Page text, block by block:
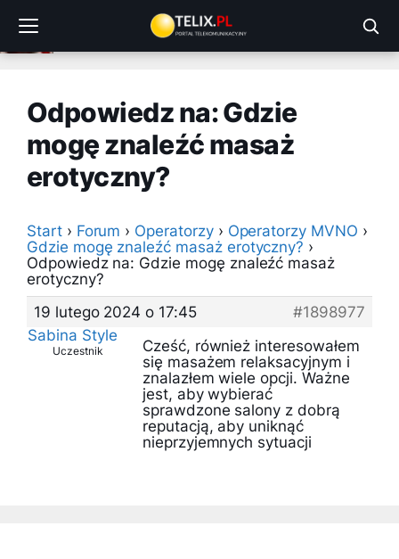
treści
Odpowiedz na: Gdzie
mogę znaleźć masaż
erotyczny?
Start › Forum › Operatorzy › Operatorzy MVNO ›
Gdzie mogę znaleźć masaż erotyczny? ›
Odpowiedz na: Gdzie mogę znaleźć masaż
erotyczny?
19 lutego 2024 o 17:45
#1898977
Sabina Style
Uczestnik
Cześć, również interesowałem
się masażem relaksacyjnym i
znalazłem wiele opcji. Ważne
jest, aby wybierać
sprawdzone salony z dobrą
reputacją, aby uniknąć
nieprzyjemnych sytuacji